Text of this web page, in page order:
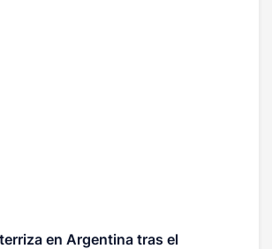
en Argentina tras el